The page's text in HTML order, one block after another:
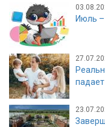
Июль –
падает